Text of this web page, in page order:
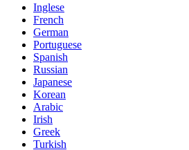
Inglese
French
German
Portuguese
Spanish
Russian
Japanese
Korean
Arabic
Irish
Greek
Turkish